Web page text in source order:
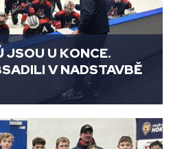
JSOU U KONCE.
V NADSTAVBĚ